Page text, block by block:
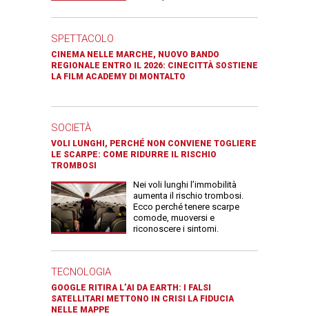
SPETTACOLO
CINEMA NELLE MARCHE, NUOVO BANDO
REGIONALE ENTRO IL 2026: CINECITTÀ SOSTIENE
LA FILM ACADEMY DI MONTALTO
SOCIETÀ
VOLI LUNGHI, PERCHÉ NON CONVIENE TOGLIERE
LE SCARPE: COME RIDURRE IL RISCHIO
TROMBOSI
Nei voli lunghi l’immobilità
aumenta il rischio trombosi.
Ecco perché tenere scarpe
comode, muoversi e
riconoscere i sintomi.
TECNOLOGIA
GOOGLE RITIRA L’AI DA EARTH: I FALSI
SATELLITARI METTONO IN CRISI LA FIDUCIA
NELLE MAPPE